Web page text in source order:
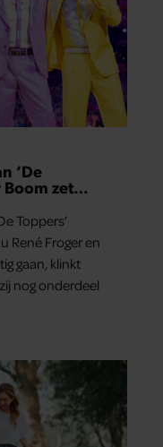
‘De
Boom zet
Toppers’
René Froger en
gaan, klinkt
nog onderdeel